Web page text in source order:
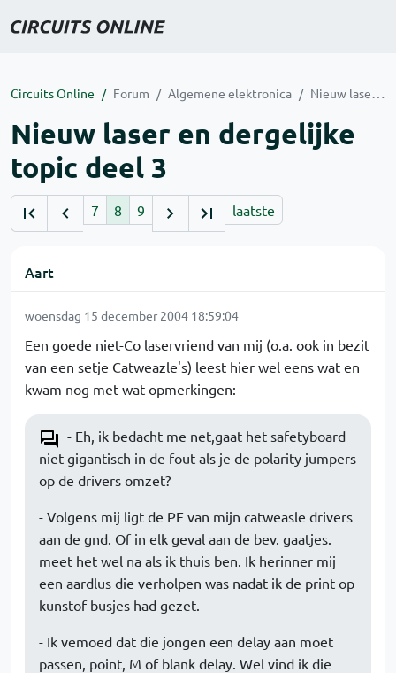
Circuits Online Forum Algemene elektronica Nieuw laser en dergelijke topic deel 3
Nieuw laser en dergelijke
topic deel 3
7 8 9 laatste
Aart
woensdag 15 december 2004 18:59:04
Een goede niet-Co laservriend van mij (o.a. ook in bezit
van een setje Catweazle's) leest hier wel eens wat en
kwam nog met wat opmerkingen:
- Eh, ik bedacht me net,gaat het safetyboard
niet gigantisch in de fout als je de polarity jumpers
op de drivers omzet?
- Volgens mij ligt de PE van mijn catweasle drivers
aan de gnd. Of in elk geval aan de bev. gaatjes.
meet het wel na als ik thuis ben. Ik herinner mij
een aardlus die verholpen was nadat ik de print op
kunstof busjes had gezet.
- Ik vemoed dat die jongen een delay aan moet
passen, point, M of blank delay. Wel vind ik die